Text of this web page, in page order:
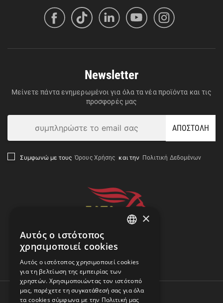
Newsletter
Μείνετε πάντα ενημερωμένοι για όλα τα νέα προϊόντα και τις
προσφορές μας
ΑΠΟΣΤΟΛΗ
Συμφωνώ με τους Όρους Χρήσης και την Πολιτική Δεδομένων
×
Αυτός ο ιστότοπος
χρησιμοποιεί cookies
Αυτός ο ιστότοπος χρησιμοποιεί cookies
για τη βελτίωση της εμπειρίας των
χρηστών. Χρησιμοποιώντας τον ιστότοπό
μας, παρέχετε τη συγκατάθεσή σας για όλα
τα cookies σύμφωνα με την Πολιτική μας